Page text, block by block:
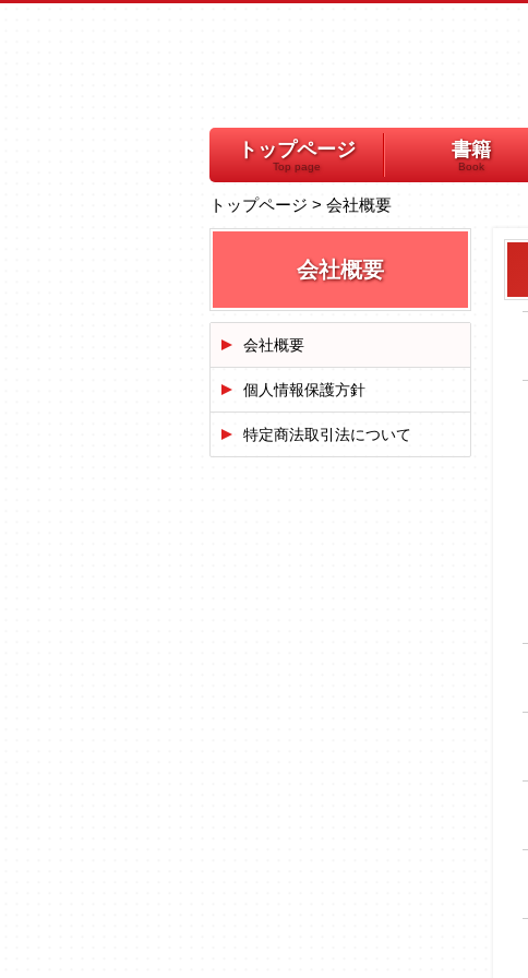
トップページ
Top page
書籍
Book
トップページ > 会社概要
会社概要
会社概要
個人情報保護方針
特定商法取引法について